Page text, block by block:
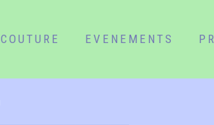
COUTURE EVENEMENTS